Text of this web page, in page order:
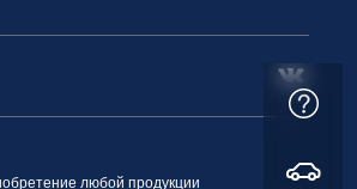
любой продукции